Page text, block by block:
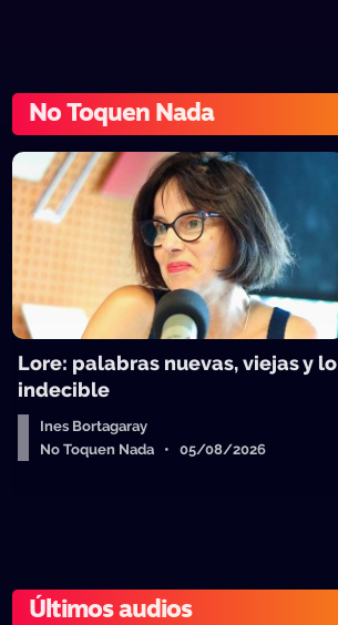
No Toquen Nada
Lore: palabras nuevas, viejas y lo
indecible
Ines Bortagaray
No Toquen Nada • 05/08/2026
Últimos audios